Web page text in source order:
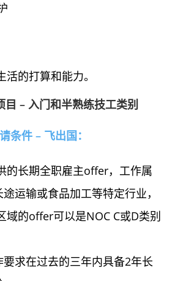
活的打算和能力。
目 – 入门和半熟练技工类别
条件 – 飞出国：
的长期全职雇主offer，工作属
运输或食品加工等特定行业，
域的offer可以是NOC C或D类别
求在过去的三年内具备2年长